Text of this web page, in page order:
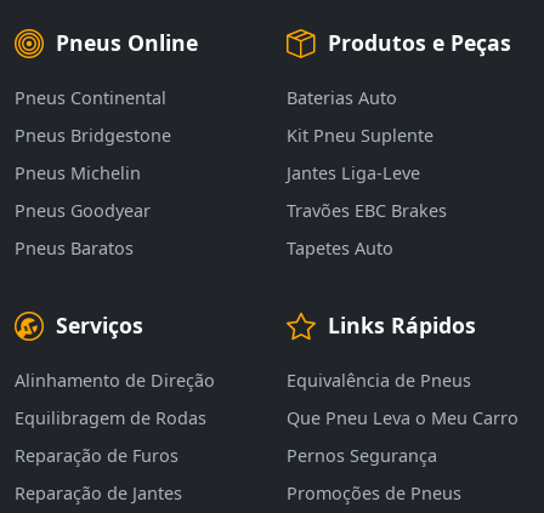
Pneus Online
Pneus Continental
Pneus Bridgestone
Pneus Michelin
Pneus Goodyear
Pneus Baratos
Produtos e Peças
Baterias Auto
Kit Pneu Suplente
Jantes Liga-Leve
Travões EBC Brakes
Tapetes Auto
Serviços
Alinhamento de Direção
Equilibragem de Rodas
Reparação de Furos
Reparação de Jantes
Links Rápidos
Equivalência de Pneus
Que Pneu Leva o Meu Carro
Pernos Segurança
Promoções de Pneus